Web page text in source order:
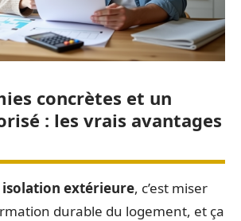
concrètes et un
: les vrais avantages
isolation extérieure, c’est miser
durable du logement, et ça